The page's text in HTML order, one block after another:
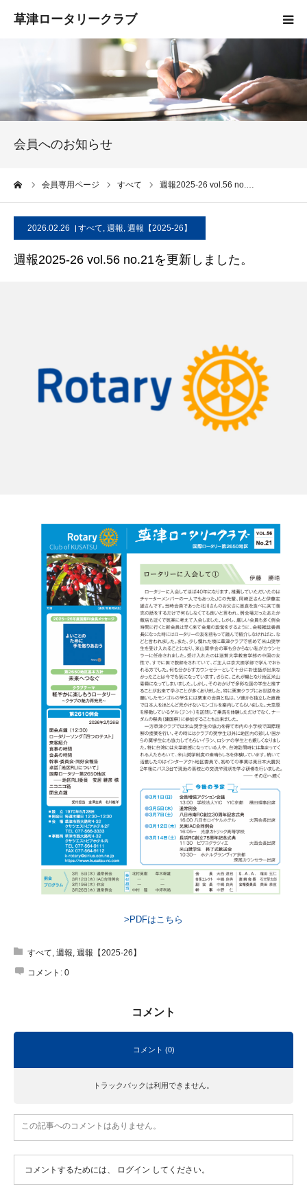
会員へのお知らせ
会員専用ページ すべて 週報2025-26 vol.56 no.…
2026.02.26 すべて, 週報, 週報【2025-26】
週報2025-26 vol.56 no.21を更新しました。
>PDFはこちら
すべて, 週報, 週報【2025-26】
コメント: 0
コメント
コメント (0)
トラックバックは利用できません。
この記事へのコメントはありません。
コメントするためには、 ログイン してください。
クラブ概要
入会案内
活動報告
お問い合わせ